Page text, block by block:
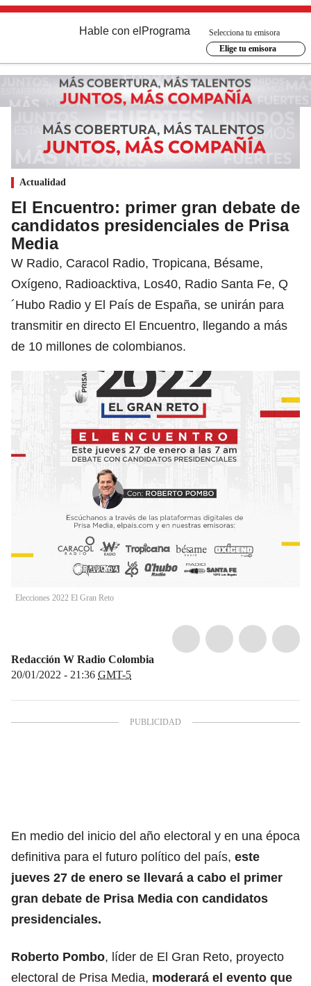
Hable con el Programa
Selecciona tu emisora
Elige tu emisora
Actualidad
El Encuentro: primer gran debate de
candidatos presidenciales de Prisa
Media
W Radio, Caracol Radio, Tropicana, Bésame,
Oxígeno, Radioacktiva, Los40, Radio Santa Fe, Q
´Hubo Radio y El País de España, se unirán para
transmitir en directo El Encuentro, llegando a más
de 10 millones de colombianos.
Elecciones 2022 El Gran Reto
Redacción W Radio Colombia
20/01/2022 - 21:36 GMT-5
En medio del inicio del año electoral y en una época
definitiva para el futuro político del país, este
jueves 27 de enero se llevará a cabo el primer
gran debate de Prisa Media con candidatos
presidenciales.
Roberto Pombo, líder de El Gran Reto, proyecto
electoral de Prisa Media, moderará el evento que